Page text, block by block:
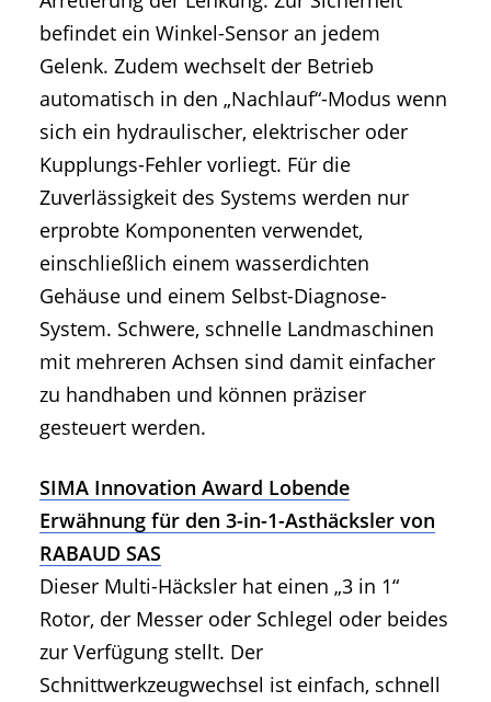
befindet ein Winkel-Sensor an jedem
Gelenk. Zudem wechselt der Betrieb
automatisch in den „Nachlauf“-Modus wenn
sich ein hydraulischer, elektrischer oder
Kupplungs-Fehler vorliegt. Für die
Zuverlässigkeit des Systems werden nur
erprobte Komponenten verwendet,
einschließlich einem wasserdichten
Gehäuse und einem Selbst-Diagnose-
System. Schwere, schnelle Landmaschinen
mit mehreren Achsen sind damit einfacher
zu handhaben und können präziser
gesteuert werden.
SIMA Innovation Award Lobende
Erwähnung für den 3-in-1-Asthäcksler von
RABAUD SAS
Dieser Multi-Häcksler hat einen „3 in 1“
Rotor, der Messer oder Schlegel oder beides
zur Verfügung stellt. Der
Schnittwerkzeugwechsel ist einfach, schnell